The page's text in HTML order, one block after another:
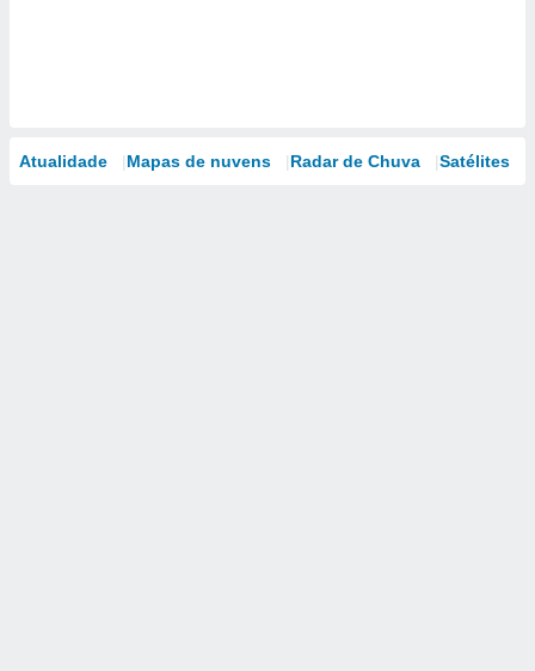
Atualidade Mapas de nuvens Radar de Chuva Satélites